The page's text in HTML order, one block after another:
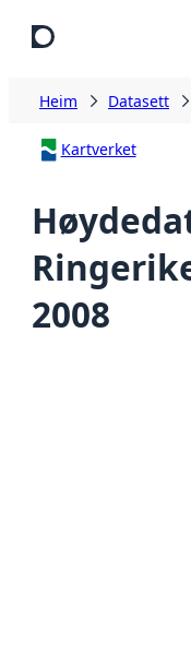
Heim Datasett
Kartverket
2008